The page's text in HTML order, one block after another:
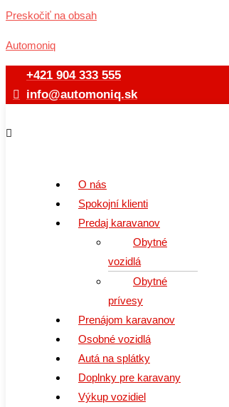
Preskočiť na obsah
Automoniq
+421 904 333 555
info@automoniq.sk
O nás
Spokojní klienti
Predaj karavanov
Obytné
vozidlá
Obytné
prívesy
Prenájom karavanov
Osobné vozidlá
Autá na splátky
Doplnky pre karavany